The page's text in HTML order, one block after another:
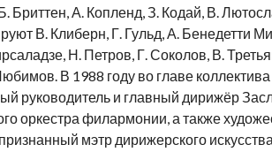
Бриттен, А. Копленд, З. Кодай, В.
В. Клиберн, Г. Гульд, А. Бенедетти
Н. Петров, Г. Соколов, В.
В 1988 году во главе коллектива
руководитель и главный дирижёр
оркестра филармонии, а также
мэтр дирижерского искусства.